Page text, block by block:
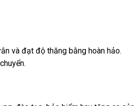
và đạt độ thăng bằng hoàn hảo.